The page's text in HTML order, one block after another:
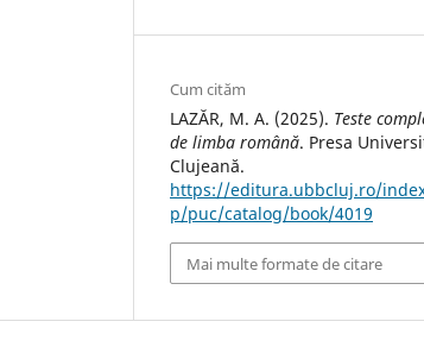
Cum cităm
LAZĂR, M. A. (2025). Teste
de limba română. Presa
Clujeană.
https://editura.ubbcluj.ro/
p/puc/catalog/book/4019
Mai multe formate de citare